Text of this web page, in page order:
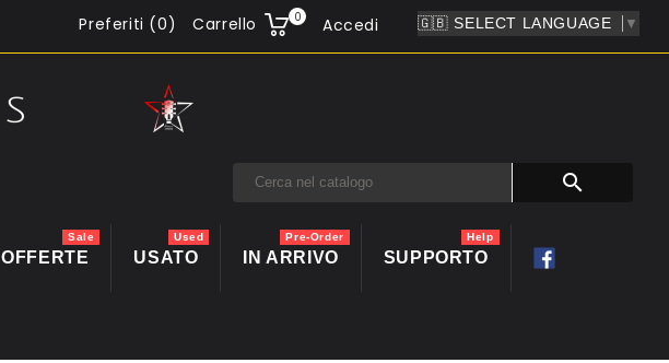
Preferiti (0) Carrello 0 ▼
Accedi

OFFERTE
Sale
USATO
Used
IN ARRIVO
Pre-Order
SUPPORTO
Help